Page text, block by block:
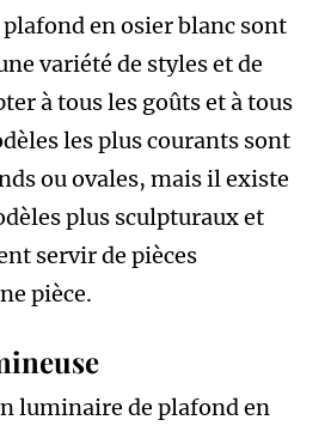
en osier blanc sont
variété de styles et de
à tous les goûts et à tous
les plus courants sont
ou ovales, mais il existe
plus sculpturaux et
servir de pièces
pièce.
luminaire de plafond en